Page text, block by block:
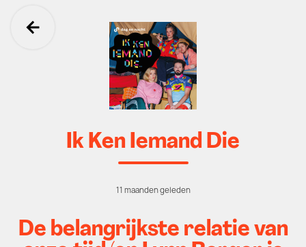
Ga terug
Ik Ken Iemand Die
11 maanden geleden
De belangrijkste relatie van